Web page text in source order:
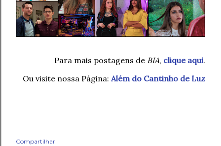
Para mais postagens de BIA, clique aqui.
Ou visite nossa Página: Além do Cantinho de Luz
Compartilhar